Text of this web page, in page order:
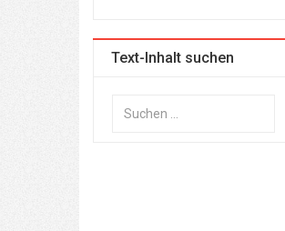
Text-Inhalt suchen